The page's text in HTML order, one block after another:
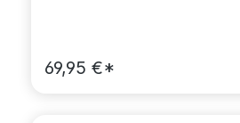
69,95 €*